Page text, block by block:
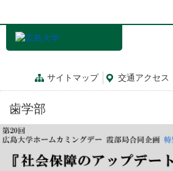
動
サイトマップ 交通アクセス
歯学部